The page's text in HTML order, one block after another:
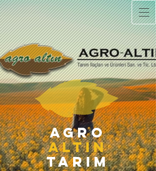
Agro
Altın
Tarım